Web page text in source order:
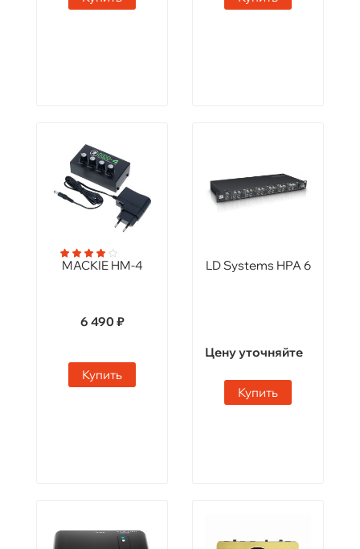
MACKIE HM-4
6 490 ₽
Купить
LD Systems HPA 6
Цену уточняйте
Купить